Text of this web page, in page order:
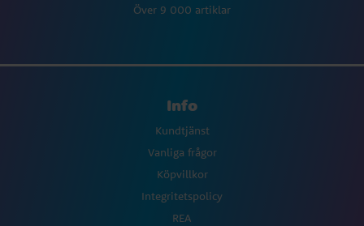
Över 9 000 artiklar
Info
Kundtjänst
Vanliga frågor
Köpvillkor
Integritetspolicy
REA